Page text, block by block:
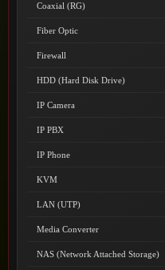
Coaxial (RG)
Fiber Optic
Firewall
HDD (Hard Disk Drive)
IP Camera
IP PBX
IP Phone
KVM
LAN (UTP)
Media Converter
NAS (Network Attached Storage)